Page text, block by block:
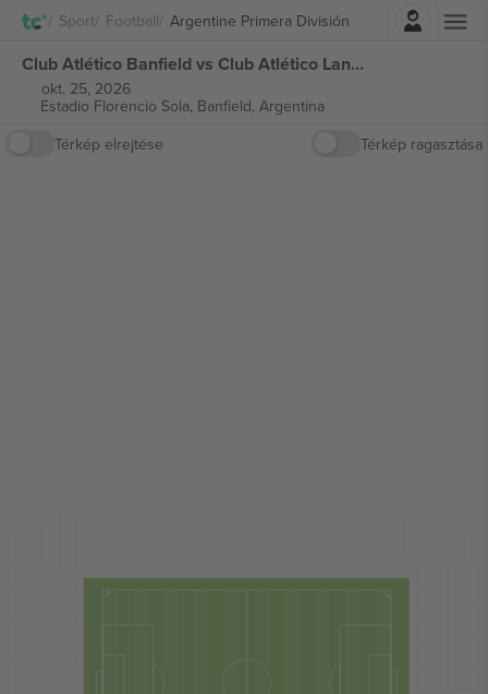
Sport Football Argentine Primera División
Belépés
Club Atlético Banfield vs Club Atlético Lanús Argentine Primera División jegyek
okt. 25, 2026
Estadio Florencio Sola, Banfield, Argentina
Térkép elrejtése
Térkép ragasztása